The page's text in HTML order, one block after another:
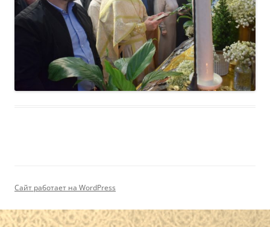
Сайт работает на WordPress